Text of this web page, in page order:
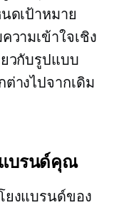
ดเป้าหมาย
วามเข้าใจเชิง
วกับรูปแบบ
างไปจากเดิม
บรนด์คุณ
ยงแบรนด์ของ